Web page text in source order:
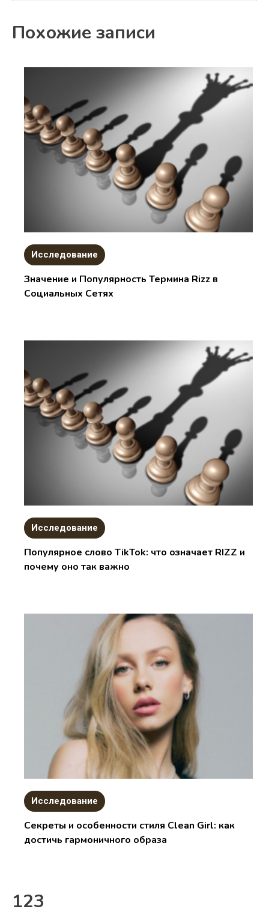
Похожие записи
Исследование
Значение и Популярность Термина Rizz в
Социальных Сетях
Исследование
Популярное слово TikTok: что означает RIZZ и
почему оно так важно
Исследование
Секреты и особенности стиля Clean Girl: как
достичь гармоничного образа
123